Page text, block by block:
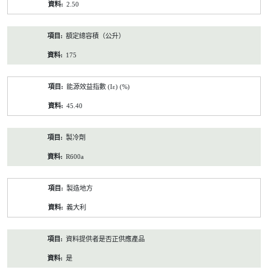
2.50
額定總容積（公升）
175
能源效益指數 (Iε) (%)
45.40
製冷劑
R600a
製造地方
義大利
資料提供者是否正供應產品
是